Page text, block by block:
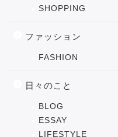
SHOPPING
ファッション
FASHION
日々のこと
BLOG
ESSAY
LIFESTYLE